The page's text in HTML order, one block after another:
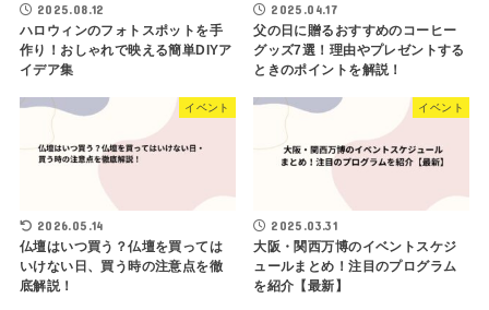
2025.08.12
ハロウィンのフォトスポットを手
作り！おしゃれで映える簡単DIYア
イデア集
2025.04.17
父の日に贈るおすすめのコーヒー
グッズ7選！理由やプレゼントする
ときのポイントを解説！
イベント
2026.05.14
仏壇はいつ買う？仏壇を買っては
いけない日、買う時の注意点を徹
底解説！
イベント
2025.03.31
大阪・関西万博のイベントスケジ
ュールまとめ！注目のプログラム
を紹介【最新】